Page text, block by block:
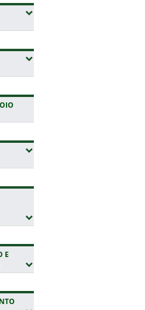
SUBMENUS)
SUBMENUS)
SUBMENUS)
SUBMENUS)
E
(EXPANDIR SUBMENUS)